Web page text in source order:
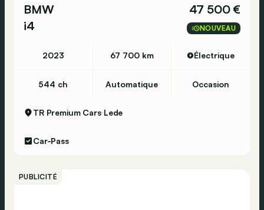
BMW
i4
47 500 €
NOUVEAU
2023 67 700 km Électrique
544 ch Automatique Occasion
TR Premium Cars Lede
Car-Pass
PUBLICITÉ